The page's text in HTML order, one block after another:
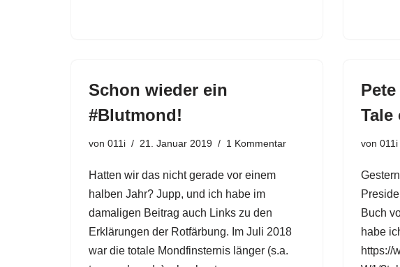
Schon wieder ein
#Blutmond!
von 011i 21. Januar 2019 1 Kommentar
Hatten wir das nicht gerade vor einem
halben Jahr? Jupp, und ich habe im
damaligen Beitrag auch Links zu den
Erklärungen der Rotfärbung. Im Juli 2018
war die totale Mondfinsternis länger (s.a.
Tale
von 011i
Buch
habe
https://